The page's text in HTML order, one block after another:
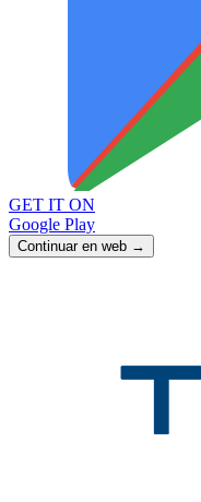
GET IT ON
Google Play
Continuar en web →